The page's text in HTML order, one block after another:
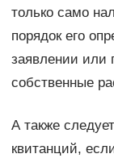
только само
порядок его
заявлении или
собственные
А также
квитанций,